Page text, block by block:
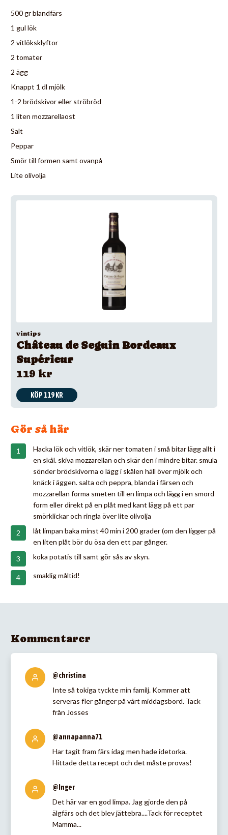
500 gr blandfärs
1 gul lök
2 vitlöksklyftor
2 tomater
2 ägg
Knappt 1 dl mjölk
1-2 brödskivor eller ströbröd
1 liten mozzarellaost
Salt
Peppar
Smör till formen samt ovanpå
Lite olivolja
vintips
Château de Seguin Bordeaux
Supérieur
119 kr
KÖP 119 KR
Gör så här
Hacka lök och vitlök, skär ner tomaten i små bitar lägg allt i
en skål. skiva mozzarellan och skär den i mindre bitar. smula
sönder brödskivorna o lägg i skålen häll över mjölk och
knäck i äggen. salta och peppra, blanda i färsen och
mozzarellan forma smeten till en limpa och lägg i en smord
form eller direkt på en plåt med kant lägg på ett par
smörklickar och ringla över lite olivolja
låt limpan baka minst 40 min i 200 grader (om den ligger på
en liten plåt bör du ösa den ett par gånger.
koka potatis till samt gör sås av skyn.
smaklig måltid!
Kommentarer
@christina
Inte så tokiga tyckte min familj. Kommer att
serveras fler gånger på vårt middagsbord. Tack
från Josses
@annapanna71
Har tagit fram färs idag men hade idetorka.
Hittade detta recept och det måste provas!
@Inger
Det här var en god limpa. Jag gjorde den på
älgfärs och det blev jättebra....Tack för receptet
Mamma...